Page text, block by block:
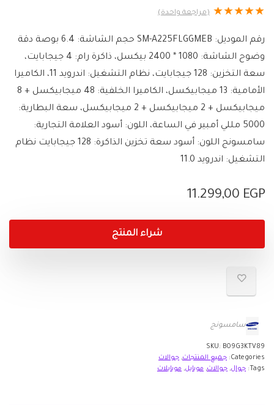
★
★
★
★
★ (مراجعة واحدة)
رقم الموديل: SM-A225FLGGMEB حجم الشاشة: 6.4 بوصة دقة
وضوح الشاشة: 1080 * 2400 بيكسل، ذاكرة رام: 4 جيجابايت،
سعة التخزين: 128 جيجابايت، نظام التشغيل: اندرويد 11، الكاميرا
الأمامية: 13 ميجابيكسل، الكاميرا الخلفية: 48 ميجابيكسل + 8
ميجابيكسل + 2 ميجابيكسل + 2 ميجابيكسل، سعة البطارية:
5000 مللي أمبير في الساعة، اللون: أسود العلامة التجارية:
سامسونج اللون: أسود سعة تخزين الذاكرة: 128 جيجابايت نظام
التشغيل: اندرويد 11.0
11.299,00 EGP
شراء المنتج
سامسونج
SKU: B09G3KTV89
Categories: جميع المنتجات, جوالات
Tags:
جوال, جوالات, موبايل, موبايلات